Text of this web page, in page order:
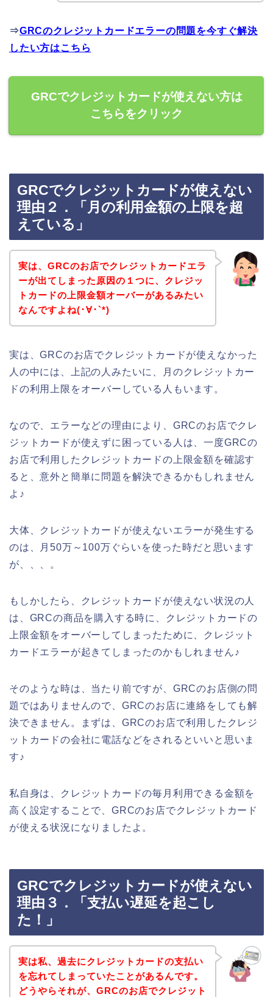
⇒GRCのクレジットカードエラーの問題を今すぐ解決
したい方はこちら
GRCでクレジットカードが使えない方は
こちらをクリック
GRCでクレジットカードが使えない
理由２．「月の利用金額の上限を超
えている」
実は、GRCのお店でクレジットカードエラ
ーが出てしまった原因の１つに、クレジッ
トカードの上限金額オーバーがあるみたい
なんですよね(･∀･`*)
実は、GRCのお店でクレジットカードが使えなかった
人の中には、上記の人みたいに、月のクレジットカー
ドの利用上限をオーバーしている人もいます。
なので、エラーなどの理由により、GRCのお店でクレ
ジットカードが使えずに困っている人は、一度GRCの
お店で利用したクレジットカードの上限金額を確認す
ると、意外と簡単に問題を解決できるかもしれません
よ♪
大体、クレジットカードが使えないエラーが発生する
のは、月50万～100万ぐらいを使った時だと思います
が、、、。
もしかしたら、クレジットカードが使えない状況の人
は、GRCの商品を購入する時に、クレジットカードの
上限金額をオーバーしてしまったために、クレジット
カードエラーが起きてしまったのかもしれません♪
そのような時は、当たり前ですが、GRCのお店側の問
題ではありませんので、GRCのお店に連絡をしても解
決できません。まずは、GRCのお店で利用したクレジ
ットカードの会社に電話などをされるといいと思いま
す♪
私自身は、クレジットカードの毎月利用できる金額を
高く設定することで、GRCのお店でクレジットカード
が使える状況になりましたよ。
GRCでクレジットカードが使えない
理由３．「支払い遅延を起こし
た！」
実は私、過去にクレジットカードの支払い
を忘れてしまっていたことがあるんです。
どうやらそれが、GRCのお店でクレジット